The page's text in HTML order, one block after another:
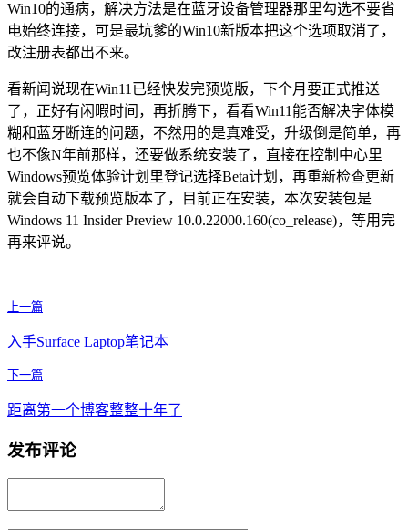
Win10的通病，解决方法是在蓝牙设备管理器那里勾选不要省
电始终连接，可是最坑爹的Win10新版本把这个选项取消了，
改注册表都出不来。
看新闻说现在Win11已经快发完预览版，下个月要正式推送
了，正好有闲暇时间，再折腾下，看看Win11能否解决字体模
糊和蓝牙断连的问题，不然用的是真难受，升级倒是简单，再
也不像N年前那样，还要做系统安装了，直接在控制中心里
Windows预览体验计划里登记选择Beta计划，再重新检查更新
就会自动下载预览版本了，目前正在安装，本次安装包是
Windows 11 Insider Preview 10.0.22000.160(co_release)，等用完
再来评说。
上一篇
入手Surface Laptop笔记本
下一篇
距离第一个博客整整十年了
发布评论